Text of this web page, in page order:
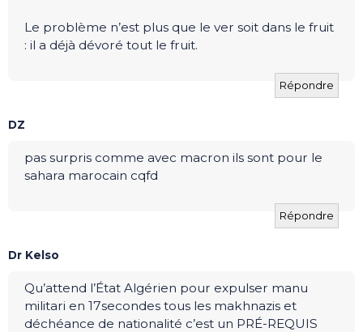
Le problème n’est plus que le ver soit dans le fruit
: il a déjà dévoré tout le fruit.
Répondre
DZ
pas surpris comme avec macron ils sont pour le
sahara marocain cqfd
Répondre
Dr Kelso
Qu’attend l’État Algérien pour expulser manu
militari en 17secondes tous les makhnazis et
déchéance de nationalité c’est un PRÉ-REQUIS